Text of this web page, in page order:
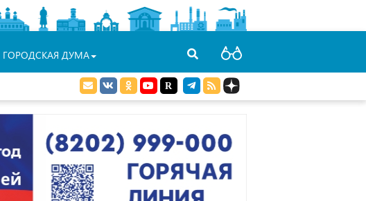
ГОРОДСКАЯ ДУМА